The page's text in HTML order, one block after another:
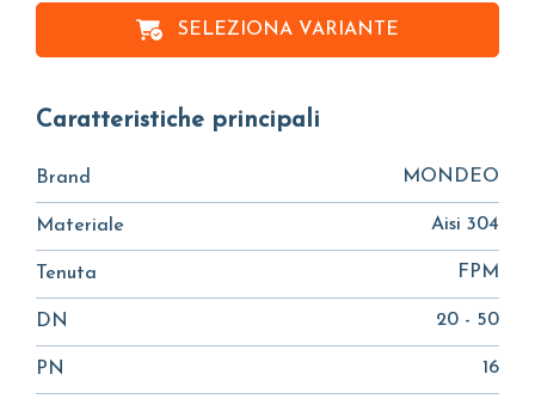
SELEZIONA VARIANTE
Caratteristiche principali
Brand MONDEO
Materiale Aisi 304
Tenuta FPM
DN 20 - 50
PN 16